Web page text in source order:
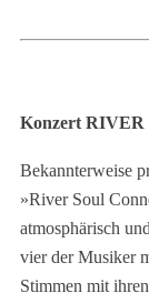
Konzert
Bekannterweise
»River Soul
atmosphärisch
vier der Musiker
Stimmen mit